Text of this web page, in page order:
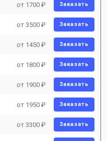
от 1700 ₽ Заказать
от 3500 ₽ Заказать
от 1450 ₽ Заказать
от 1800 ₽ Заказать
от 1900 ₽ Заказать
от 1950 ₽ Заказать
от 3300 ₽ Заказать